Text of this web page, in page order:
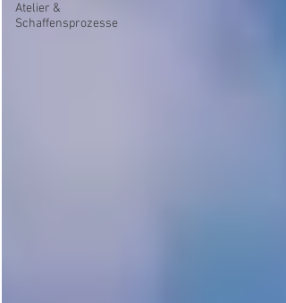
Atelier &
Schaffensprozesse